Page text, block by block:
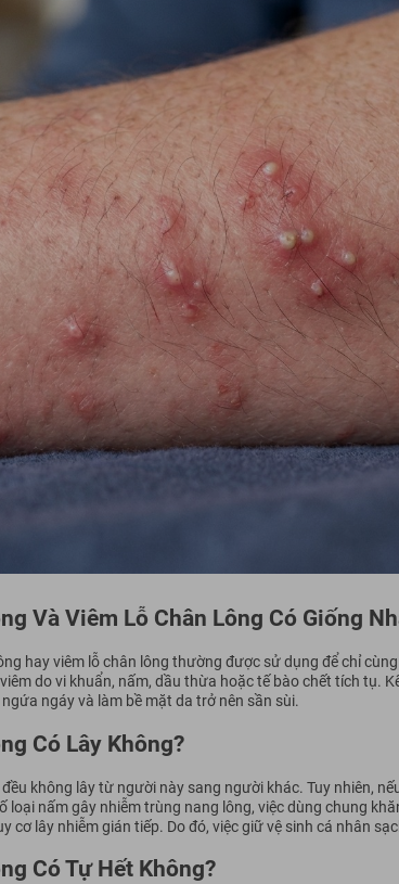
Và Viêm Lỗ Chân Lông Có Giống
hay viêm lỗ chân lông thường được sử dụng để chỉ
do vi khuẩn, nấm, dầu thừa hoặc tế bào chết tích tụ.
ngáy và làm bề mặt da trở nên sần sùi.
Có Lây Không?
không lây từ người này sang người khác. Tuy nhiên,
loại nấm gây nhiễm trùng nang lông, việc dùng chung
cơ lây nhiễm gián tiếp. Do đó, việc giữ vệ sinh cá nhân
Có Tự Hết Không?